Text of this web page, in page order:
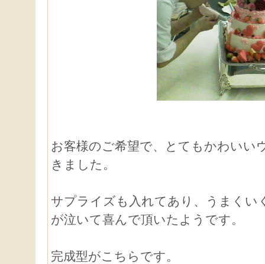
お客様のご希望で、とてもかわいい
きました。
サプライズも入れてあり、うまくい
が泣いて喜んで頂いたようです。
完成型がこちらです。